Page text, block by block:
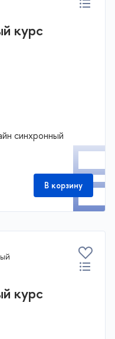
курс
синхронный
В корзину
курс